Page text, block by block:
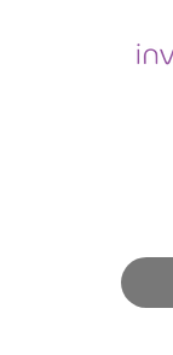
ガ 瞑想 栄養 医学 レッスン レクチャ
ー ​ストレス 免疫力 睡眠 メンタルヘル